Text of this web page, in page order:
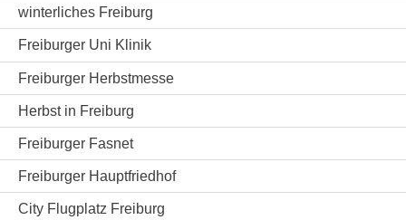
winterliches Freiburg
Freiburger Uni Klinik
Freiburger Herbstmesse
Herbst in Freiburg
Freiburger Fasnet
Freiburger Hauptfriedhof
City Flugplatz Freiburg